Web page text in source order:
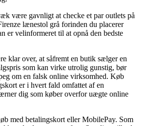
være gavnligt at checke et par outlets på
lænestol grå forinden du placerer
er velinformeret til at opnå den bedste
klar over, at såfremt en butik sælger en
som kan virke utrolig gunstig, bør
om en falsk online virksomhed. Køb
er i hvert fald omfattet af en
dig som køber overfor uægte online
med betalingskort eller MobilePay. Som